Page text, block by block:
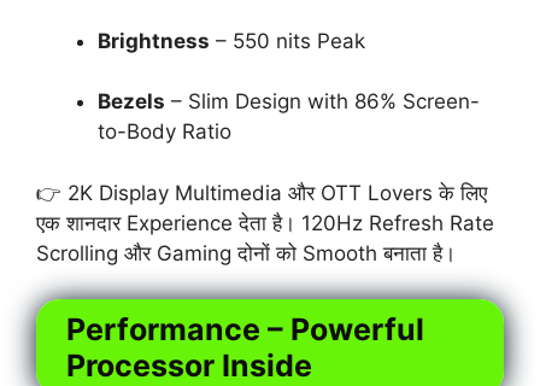
Brightness – 550 nits Peak
Bezels – Slim Design with 86% Screen-
to-Body Ratio
👉 2K Display Multimedia और OTT Lovers के लिए
एक शानदार Experience देता है। 120Hz Refresh Rate
Scrolling और Gaming दोनों को Smooth बनाता है।
Performance – Powerful
Processor Inside